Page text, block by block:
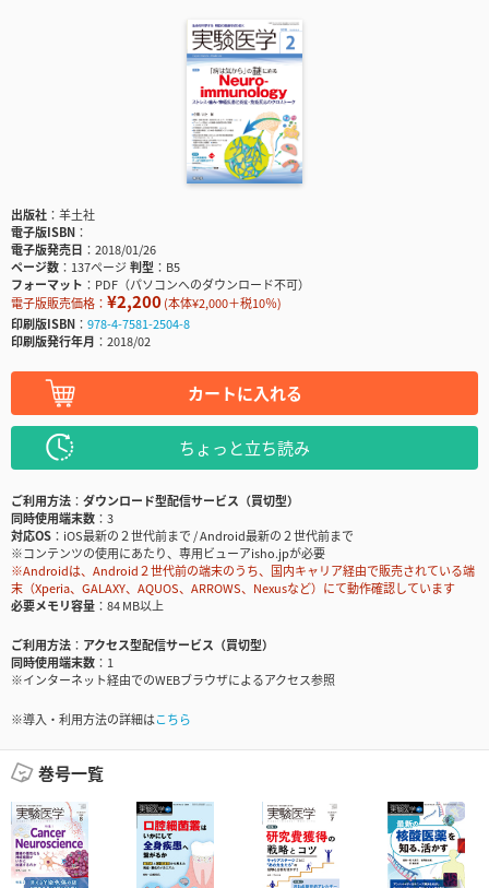
出版社
羊土社
電子版ISBN
電子版発売日
2018/01/26
ページ数
137ページ判型
B5
フォーマット
PDF（パソコンへのダウンロード不可）
電子版販売価格： ¥2,200(本体¥2,000＋税10％)
印刷版ISBN
978-4-7581-2504-8
印刷版発行年月
2018/02
カートに入れる
ちょっと立ち読み
ご利用方法
ダウンロード型配信サービス（買切型）
同時使用端末数
3
対応OS
iOS最新の２世代前まで / Android最新の２世代前まで
※コンテンツの使用にあたり、専用ビューアisho.jpが必要
※Androidは、Android２世代前の端末のうち、国内キャリア経由で販売されている端
末（Xperia、GALAXY、AQUOS、ARROWS、Nexusなど）にて動作確認しています
必要メモリ容量
84 MB以上
ご利用方法
アクセス型配信サービス（買切型）
同時使用端末数
1
※インターネット経由でのWEBブラウザによるアクセス参照
※導入・利用方法の詳細はこちら
巻号一覧